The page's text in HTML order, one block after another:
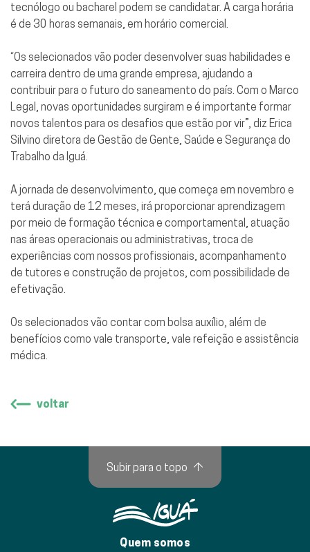
tecnólogo ou bacharel podem se candidatar. A carga horária
é de 30 horas semanais, em horário comercial.
“Os selecionados vão poder desenvolver suas habilidades e
carreira dentro de uma grande empresa, ajudando a
contribuir para o futuro do saneamento do país. Com o Marco
Legal, novas oportunidades surgiram e é importante formar
novos talentos para os desafios que estão por vir”, diz Erica
Silvino diretora de Gestão de Gente, Saúde e Segurança do
Trabalho da Iguá.
A jornada de desenvolvimento, que começa em novembro e
terá duração de 12 meses, irá proporcionar aprendizagem
por meio de formação técnica e comportamental, atuação
nas áreas operacionais ou administrativas, troca de
experiências com nossos profissionais, acompanhamento
de tutores e construção de projetos, com possibilidade de
efetivação.
Os selecionados vão contar com bolsa auxílio, além de
benefícios como vale transporte, vale refeição e assistência
médica.
voltar
Quem somos
Subir para o topo ↑